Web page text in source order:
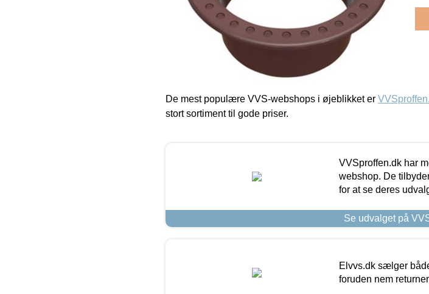
De mest populære VVS-webshops i øjeblikket er
stort sortiment til gode priser.
VVSproffen.dk har
webshop. De
for at se deres
Se udvalget på
Elvvs.dk sælger
foruden nem